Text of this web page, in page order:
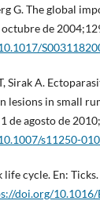
G. The global
de
Sirak A.
lesions in small
de agosto de
s11250-
life cycle. En:
doi.org/